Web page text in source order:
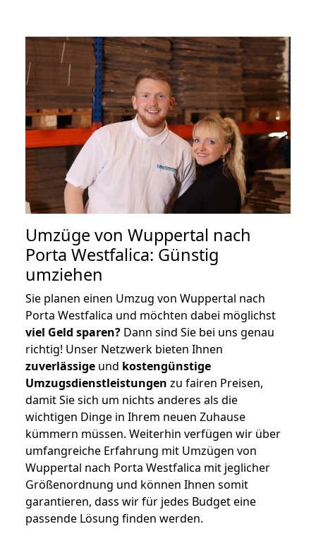
Umzüge von Wuppertal nach
Porta Westfalica: Günstig
umziehen
Sie planen einen Umzug von Wuppertal nach
Porta Westfalica und möchten dabei möglichst
viel Geld sparen? Dann sind Sie bei uns genau
richtig! Unser Netzwerk bieten Ihnen
zuverlässige und kostengünstige
Umzugsdienstleistungen zu fairen Preisen,
damit Sie sich um nichts anderes als die
wichtigen Dinge in Ihrem neuen Zuhause
kümmern müssen. Weiterhin verfügen wir über
umfangreiche Erfahrung mit Umzügen von
Wuppertal nach Porta Westfalica mit jeglicher
Größenordnung und können Ihnen somit
garantieren, dass wir für jedes Budget eine
passende Lösung finden werden.